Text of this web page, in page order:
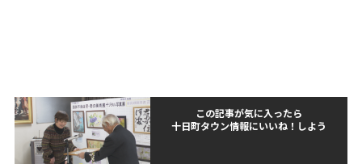
この記事が気に入ったら
十日町タウン情報にいいね！しよう